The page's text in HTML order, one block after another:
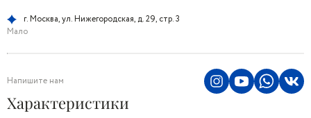
г. Москва, ул. Нижегородская, д. 29, стр. 3
Мало
Напишите нам
Характеристики